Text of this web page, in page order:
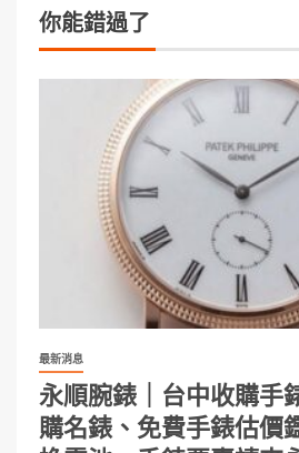
你能錯過了
最新消息
永順腕錶｜台中收購手
購名錶、免費手錶估價